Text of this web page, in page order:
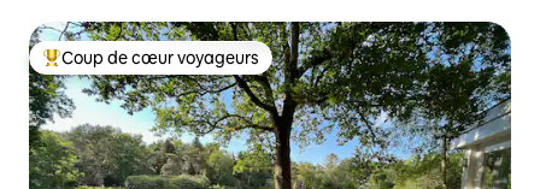
Coups de cœur voyageurs les plus appréciés
Coup de cœur voyageurs